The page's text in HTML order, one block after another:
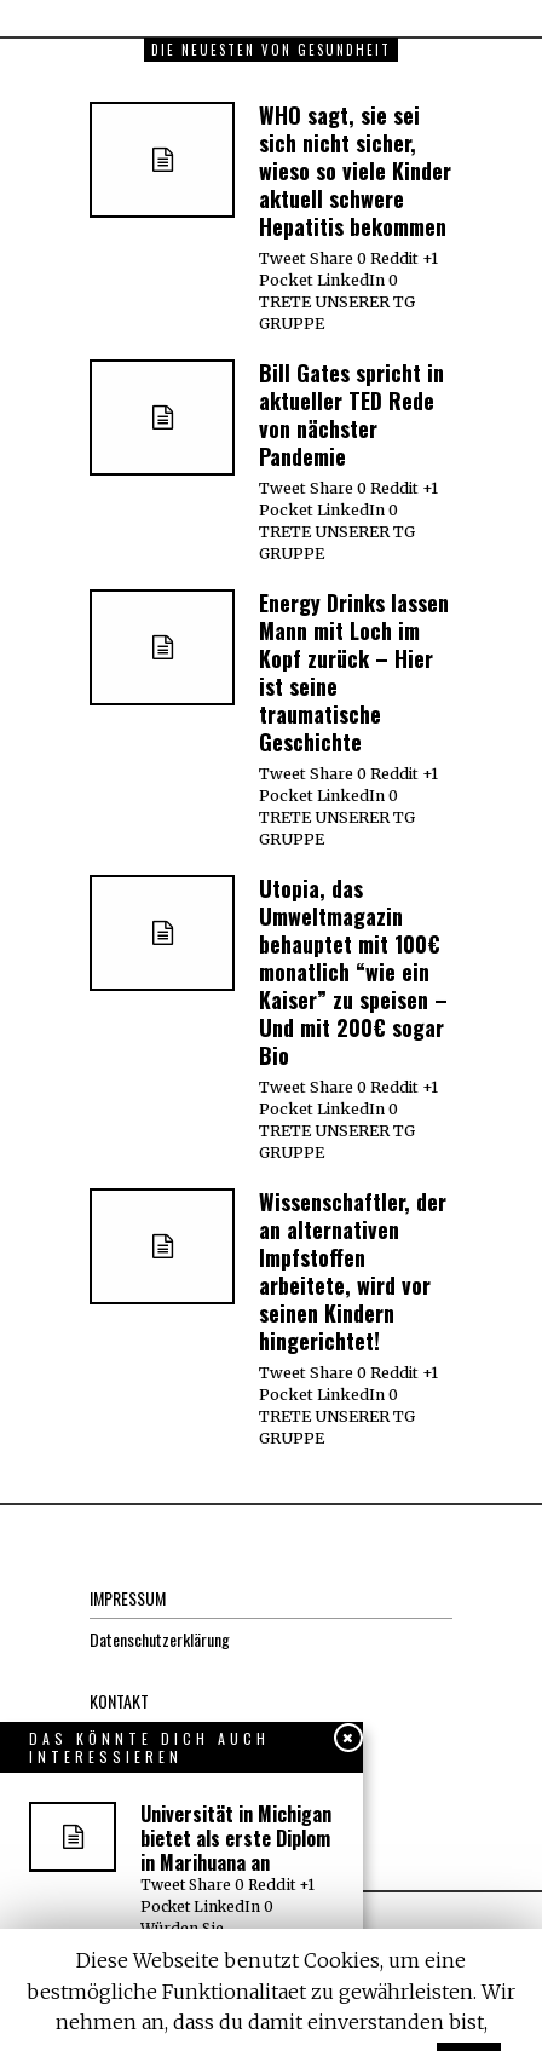
DIE NEUESTEN VON GESUNDHEIT
WHO sagt, sie sei
sich nicht sicher,
wieso so viele Kinder
aktuell schwere
Hepatitis bekommen
Tweet Share 0 Reddit +1
Pocket LinkedIn 0
TRETE UNSERER TG
GRUPPE
Bill Gates spricht in
aktueller TED Rede
von nächster
Pandemie
Tweet Share 0 Reddit +1
Pocket LinkedIn 0
TRETE UNSERER TG
GRUPPE
Energy Drinks lassen
Mann mit Loch im
Kopf zurück – Hier
ist seine
traumatische
Geschichte
Tweet Share 0 Reddit +1
Pocket LinkedIn 0
TRETE UNSERER TG
GRUPPE
Utopia, das
Umweltmagazin
behauptet mit 100€
monatlich “wie ein
Kaiser” zu speisen –
Und mit 200€ sogar
Bio
Tweet Share 0 Reddit +1
Pocket LinkedIn 0
TRETE UNSERER TG
GRUPPE
Wissenschaftler, der
an alternativen
Impfstoffen
arbeitete, wird vor
seinen Kindern
hingerichtet!
Tweet Share 0 Reddit +1
Pocket LinkedIn 0
TRETE UNSERER TG
GRUPPE
IMPRESSUM
Datenschutzerklärung
KONTAKT
JOBS
Über uns, den “Wächter”
All rights reserved. Designed by Withemes
Diese Webseite benutzt Cookies, um eine
bestmögliche Funktionalitaet zu gewährleisten. Wir
nehmen an, dass du damit einverstanden bist,
DAS KÖNNTE DICH AUCH
INTERESSIEREN
Universität in Michigan
bietet als erste Diplom
in Marihuana an
Tweet Share 0 Reddit +1
Pocket LinkedIn 0
Würden Sie
Die “Einstiegsdroge”
ist Alkohol – nicht
Marihuana